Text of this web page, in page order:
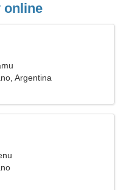
online
Argentina